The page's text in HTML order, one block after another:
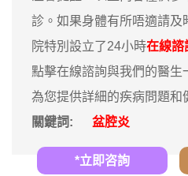
診。如果身體有所唔適請及
院特別設立了24小時在線諮
點擊在線諮詢與我們的醫生
為您提供詳細的疾病問題和
關鍵詞:
盆腔炎
*立即咨詢